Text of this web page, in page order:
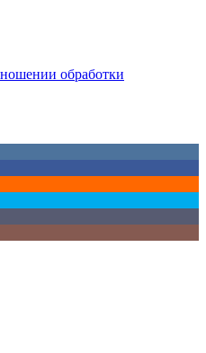
обработки